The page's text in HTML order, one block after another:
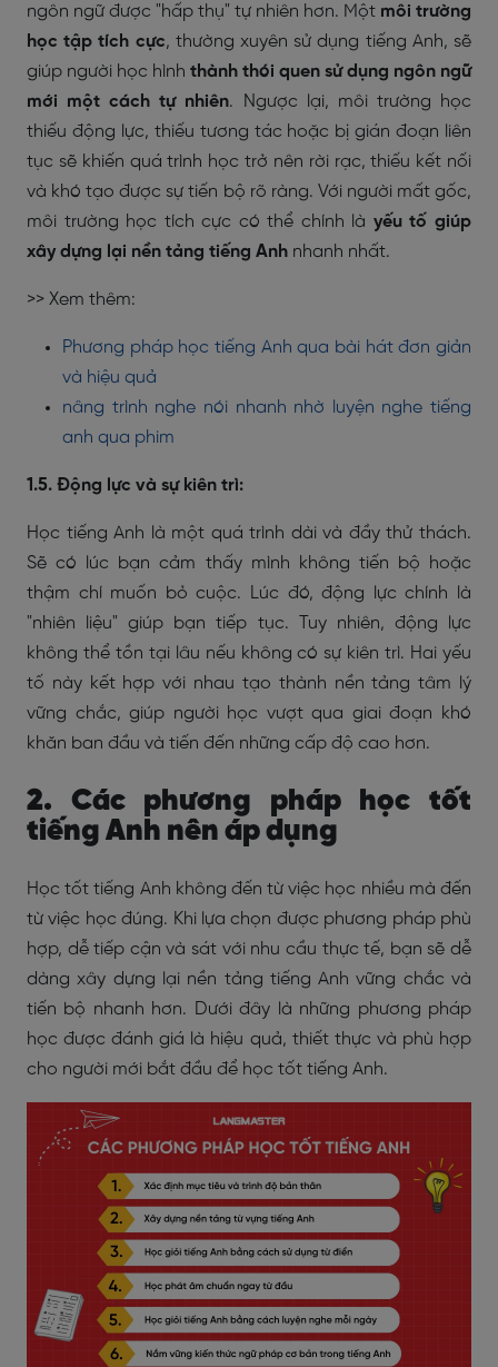
ngôn ngữ được "hấp thụ" tự nhiên hơn. Một môi trường
học tập tích cực, thường xuyên sử dụng tiếng Anh, sẽ
giúp người học hình thành thói quen sử dụng ngôn ngữ
mới một cách tự nhiên. Ngược lại, môi trường học
thiếu động lực, thiếu tương tác hoặc bị gián đoạn liên
tục sẽ khiến quá trình học trở nên rời rạc, thiếu kết nối
và khó tạo được sự tiến bộ rõ ràng. Với người mất gốc,
môi trường học tích cực có thể chính là yếu tố giúp
xây dựng lại nền tảng tiếng Anh nhanh nhất.
>> Xem thêm:
Phương pháp học tiếng Anh qua bài hát đơn giản
và hiệu quả
nâng trình nghe nói nhanh nhờ luyện nghe tiếng
anh qua phim
1.5. Động lực và sự kiên trì:
Học tiếng Anh là một quá trình dài và đầy thử thách.
Sẽ có lúc bạn cảm thấy mình không tiến bộ hoặc
thậm chí muốn bỏ cuộc. Lúc đó, động lực chính là
"nhiên liệu" giúp bạn tiếp tục. Tuy nhiên, động lực
không thể tồn tại lâu nếu không có sự kiên trì. Hai yếu
tố này kết hợp với nhau tạo thành nền tảng tâm lý
vững chắc, giúp người học vượt qua giai đoạn khó
khăn ban đầu và tiến đến những cấp độ cao hơn.
2. Các phương pháp học tốt
tiếng Anh nên áp dụng
Học tốt tiếng Anh không đến từ việc học nhiều mà đến
từ việc học đúng. Khi lựa chọn được phương pháp phù
hợp, dễ tiếp cận và sát với nhu cầu thực tế, bạn sẽ dễ
dàng xây dựng lại nền tảng tiếng Anh vững chắc và
tiến bộ nhanh hơn. Dưới đây là những phương pháp
học được đánh giá là hiệu quả, thiết thực và phù hợp
cho người mới bắt đầu để học tốt tiếng Anh.